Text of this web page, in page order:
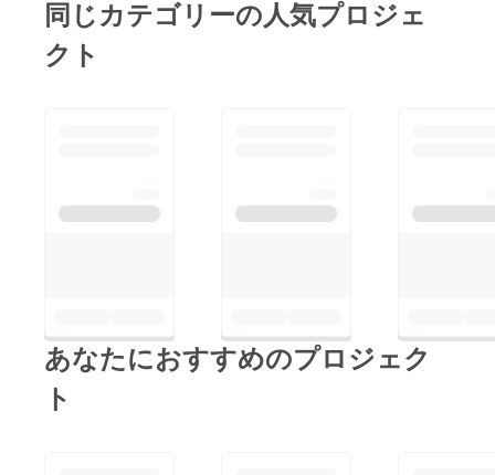
同じカテゴリーの人気プロジェ
クト
あなたにおすすめのプロジェク
ト